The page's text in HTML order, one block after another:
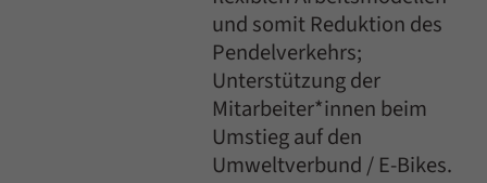
und somit Reduktion des
Pendelverkehrs;
Unterstützung der
Mitarbeiter*innen beim
Umstieg auf den
Umweltverbund / E-Bikes.